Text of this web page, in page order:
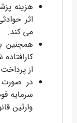
هزینه
اثر
می کند.
همچنین
از
سرمایه
وارثین